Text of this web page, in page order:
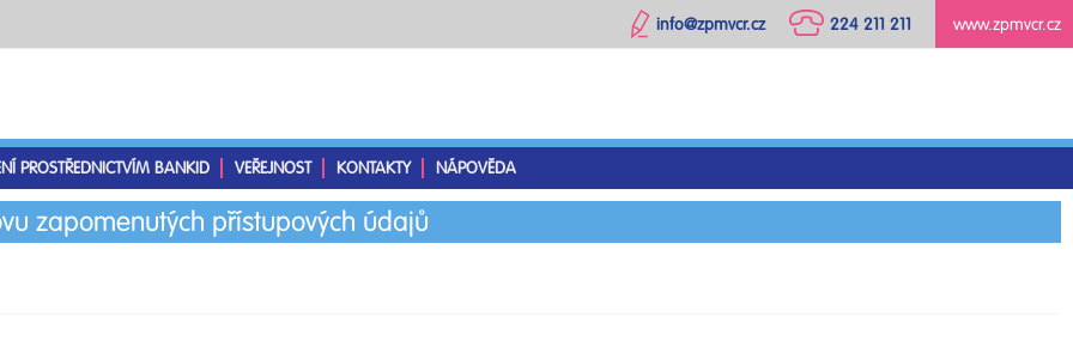
www.zpmvcr.cz
224 211 211
info@zpmvcr.cz
PROSTŘEDNICTVÍM BANKID VEŘEJNOST KONTAKTY NÁPOVĚDA
zapomenutých přístupových údajů